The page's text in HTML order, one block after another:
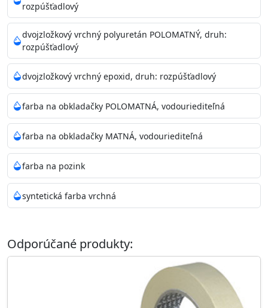
rozpúšťadlový
dvojzložkový vrchný polyuretán POLOMATNÝ, druh:
rozpúšťadlový
dvojzložkový vrchný epoxid, druh: rozpúšťadlový
farba na obkladačky POLOMATNÁ, vodouriediteľná
farba na obkladačky MATNÁ, vodouriediteľná
farba na pozink
syntetická farba vrchná
Odporúčané produkty: